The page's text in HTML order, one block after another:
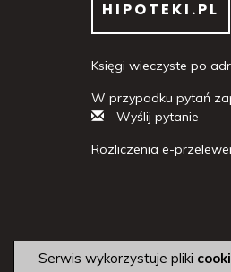
HIPOTEKI.PL
Księgi wieczyste po
W przypadku pytań
Wyślij pytanie
Rozliczenia e-
Serwis wykorzystuje pliki